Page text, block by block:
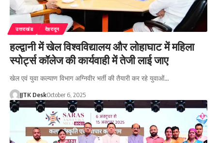
उत्तराखंड देहरादून
हल्द्वानी में खेल विश्वविद्यालय और लोहाघाट में महिला
स्पोर्ट्स कॉलेज की कार्यवाही में तेजी लाई जाए
खेल एवं युवा कल्याण विभाग अग्निवीर भर्ती की तैयारी कर रहे युवाओं…
JJTK DeskOctober 6, 2025